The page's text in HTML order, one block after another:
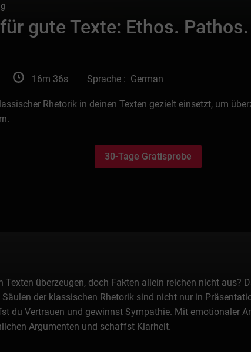
gute Texte: Ethos.
16m 36s Sprache : German
Rhetorik in deinen Texten gezielt einsetzt, um
30-Tage Gratisprobe
Texten überzeugen, doch Fakten allein reichen nicht
Säulen der klassischen Rhetorik sind nicht nur in
du Vertrauen und gewinnst Sympathie. Mit emotionaler
Argumenten und schaffst Klarheit.